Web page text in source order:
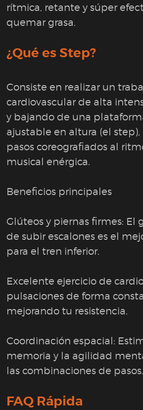
rítmica, retante y súper
quemar grasa.
¿Qué es Step?
Consiste en realizar un
cardiovascular de alta
y bajando de una
ajustable en altura (el
pasos coreografiados al
musical enérgica.
Beneficios principales
Glúteos y piernas firmes: El
de subir escalones es el
para el tren inferior.
Excelente ejercicio de
pulsaciones de forma
mejorando tu resistencia.
Coordinación espacial:
memoria y la agilidad
las combinaciones de pasos.
FAQ Rápida